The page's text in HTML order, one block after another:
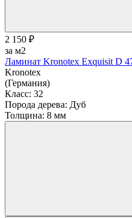
2 150 ₽
за м2
Ламинат Kronotex Exquisit D
Kronotex
(Германия)
Класс: 32
Порода дерева: Дуб
Толщина: 8 мм